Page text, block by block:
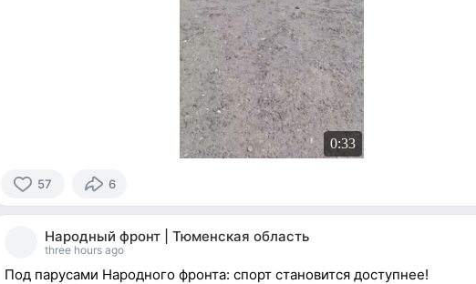
0:33
57
57
reacted
6
Народный фронт | Тюменская область
three hours ago
Под парусами Народного фронта: спорт становится доступнее!